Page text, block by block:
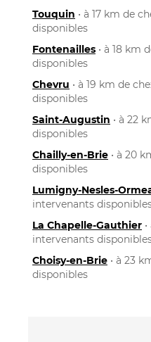
Touquin • à 17 km de
disponibles
Fontenailles • à 18 km
disponibles
Chevru • à 19 km de
disponibles
Saint-Augustin • à 22
disponibles
Chailly-en-Brie • à 20
disponibles
Lumigny-Nesles-
intervenants
La Chapelle-Gauthier
intervenants
Choisy-en-Brie • à 23
disponibles